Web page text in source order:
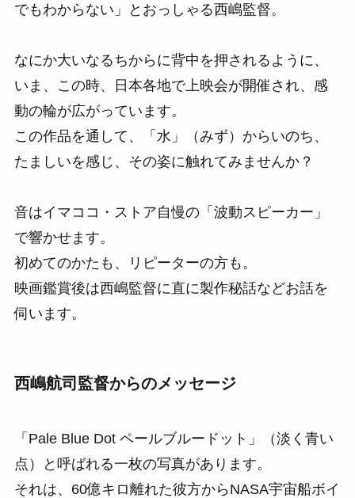
でもわからない」とおっしゃる西嶋監督。
なにか大いなるちからに背中を押されるように、
いま、この時、日本各地で上映会が開催され、感
動の輪が広がっています。
この作品を通して、「水」（みず）からいのち、
たましいを感じ、その姿に触れてみませんか？
音はイマココ・ストア自慢の「波動スピーカー」
で響かせます。
初めてのかたも、リピーターの方も。
映画鑑賞後は西嶋監督に直に製作秘話などお話を
伺います。
西嶋航司監督からのメッセージ
「Pale Blue Dot ペールブルードット」（淡く⻘い
点）と呼ばれる⼀枚の写真があります。
それは、60億キロ離れた彼⽅からNASA宇宙船ボイ